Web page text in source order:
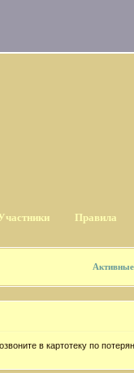
Правила
в картотеку по